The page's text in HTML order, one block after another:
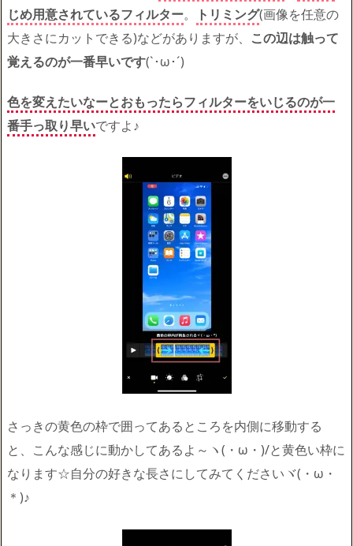
じめ用意されているフィルター。 トリミング(画像を任意の
大きさにカットできる)などがありますが、 この辺は触って
覚えるのが一番早いです(`･ω･´)ゞ
色を変えたいなーとおもったらフィルターをいじるのが一
番手っ取り早いですよ♪
さっきの黄色の枠で囲ってあるところを内側に移動する
と、こんな感じに動かしてあるよ～ヽ(・ω・)/と黄色い枠に
なります☆自分の好きな長さにしてみてくださいヾ(・ω・
＊)♪